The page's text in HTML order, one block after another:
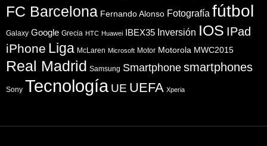
FC Barcelona Fernando Alonso Fotografía fútbol
Galaxy Google Grecia HTC Huawei IBEX35 Inversión IOS IPad
iPhone Liga McLaren Microsoft Motor Motorola MWC2015
Real Madrid Samsung Smartphone smartphones
Sony Tecnología UE UEFA Xperia